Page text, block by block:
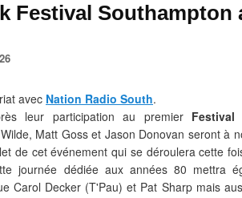
Festival Southampton
avec Nation Radio South.
leur participation au premier
Matt Goss et Jason Donovan seront à
de cet événement qui se déroulera cette
journée dédiée aux années 80 mettra
Carol Decker (T'Pau) et Pat Sharp mais